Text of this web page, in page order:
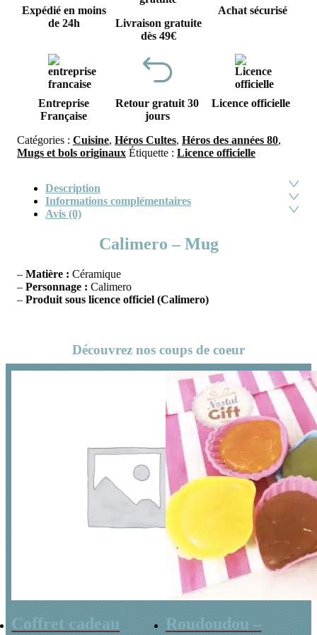
Expédié en moins
de 24h
Livraison gratuite
dès 49€
Achat sécurisé
Entreprise
Française
Retour gratuit 30
jours
Licence officielle
Catégories : Cuisine, Héros Cultes, Héros des années 80,
Mugs et bols originaux Étiquette : Licence officielle
Description
Informations complémentaires
Avis (0)
Calimero – Mug
– Matière : Céramique
– Personnage : Calimero
– Produit sous licence officiel (Calimero)
Découvrez nos coups de coeur
Coffret cadeau
Roudoudou –